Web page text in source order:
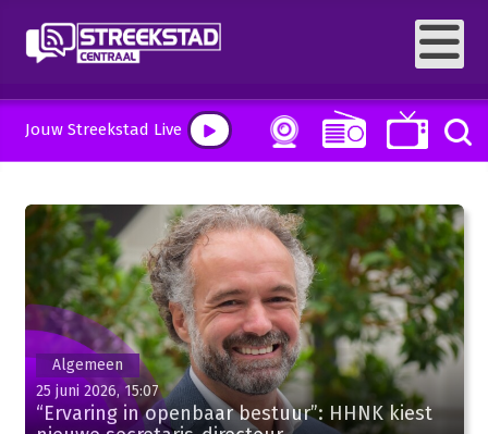
Jouw Streekstad Live
Algemeen
25 juni 2026, 15:07
“Ervaring in openbaar bestuur”: HHNK kiest